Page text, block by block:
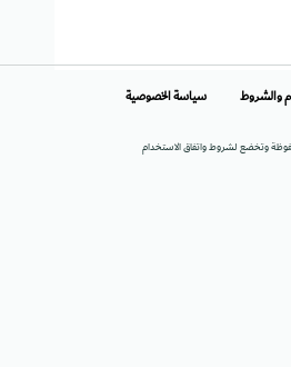
وتخضع لشروط واتفاق الاستخدام
والشروط سياسة الخصوصية